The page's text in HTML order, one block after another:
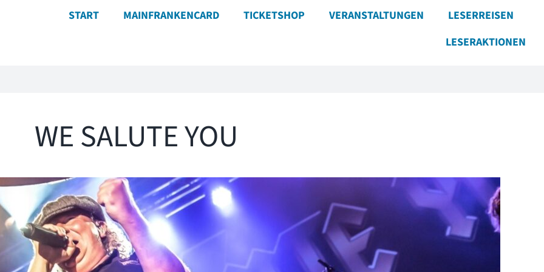
START MAINFRANKENCARD TICKETSHOP VERANSTALTUNGEN
LESERREISEN
LESERAKTIONEN
WE SALUTE YOU